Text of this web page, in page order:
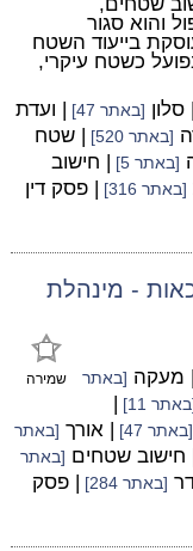
והוא סגור
בייעוד השטח
כשטח עיקרי,
| סלון [באתר 47]
| ועדת
[באתר 520] | שטח
[באתר 5]
| חישוב
[באתר 316] | פסק דין
הזכאות - מינהלת
שמירה | מעקה [באתר
11]
|
[באתר 47] | אורך [באתר
חישוב שטחים [באתר
[באתר 284]
| פסק